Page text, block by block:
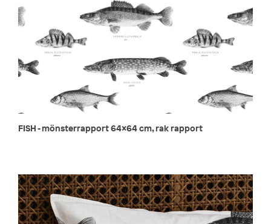
FISH - mönsterrapport 64x64 cm, rak rapport